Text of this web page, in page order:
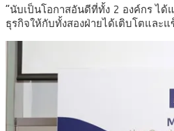
“นับเป็นโอกาสอันดีที่ทั้ง 2 องค์กร ได้
ธุรกิจให้กับทั้งสองฝ่ายได้เติบโตและ